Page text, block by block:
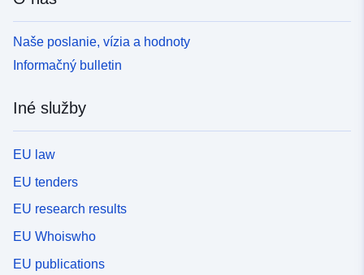
požiadavkám. Údaje sú informatívne, pravé sú len
papierové doklady s vízom prefektúry. Ich cieľom je
kontrolovať rozvoj v rizikových oblastiach. Vývoj PPR
generuje súbor priestorových údajov usporiadaný do
vystavenia rizikám, — obmedzené oblasti plánu po jeho
schválení. Nariadenia RPP rozlišujú medzi „zakázanými
oblasti“, známe ako „modré zóny“, kde projekty
podliehajú požiadavkám prispôsobeným druhu problému
vystavené rizikám, ale podliehajú zákazom alebo
Naše poslanie, vízia a hodnoty
Informačný bulletin
Iné služby
EU law
EU tenders
EU research results
EU Whoiswho
EU publications